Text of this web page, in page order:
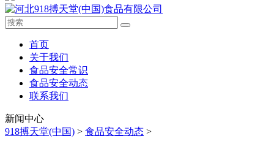
首页
关于我们
食品安全常识
食品安全动态
联系我们
新闻中心
918搏天堂(中国) > 食品安全动态 >